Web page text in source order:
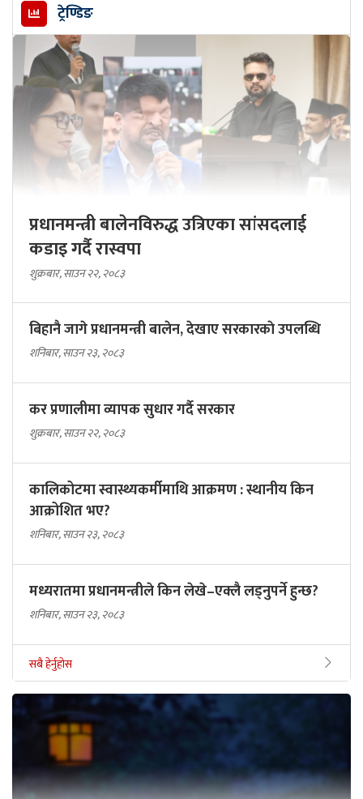
ट्रेण्डिङ
प्रधानमन्त्री बालेनविरुद्ध उत्रिएका सांसदलाई
कडाइ गर्दै रास्वपा
शुक्रबार, साउन २२, २०८३
बिहानै जागे प्रधानमन्त्री बालेन, देखाए सरकारकाे उपलब्धि
शनिबार, साउन २३, २०८३
कर प्रणालीमा व्यापक सुधार गर्दै सरकार
शुक्रबार, साउन २२, २०८३
कालिकोटमा स्वास्थ्यकर्मीमाथि आक्रमण : स्थानीय किन
आक्रोशित भए?
शनिबार, साउन २३, २०८३
मध्यरातमा प्रधानमन्त्रीले किन लेखे–एक्लै लड्नुपर्ने हुन्छ?
शनिबार, साउन २३, २०८३
सबै हेर्नुहोस